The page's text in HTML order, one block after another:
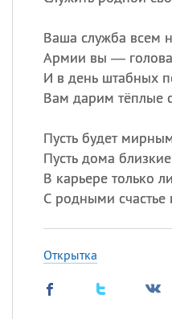
Ваша служба всем
Армии вы —
И в день штабных
Вам дарим тёплые
Пусть будет
Пусть дома
В карьере только
С родными счастье
Открытка